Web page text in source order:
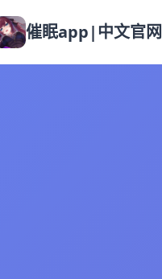
催眠app|中文官网